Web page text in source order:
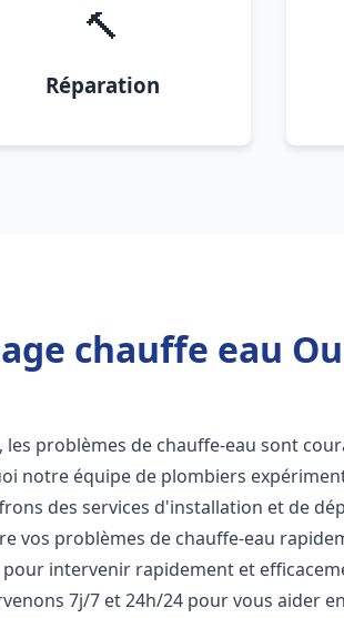
🔨
Réparation
chauffe eau
, les problèmes de chauffe-eau sont
notre équipe de plombiers
des services d'installation et de
vos problèmes de chauffe-eau
intervenir rapidement et
7j/7 et 24h/24 pour vous aider